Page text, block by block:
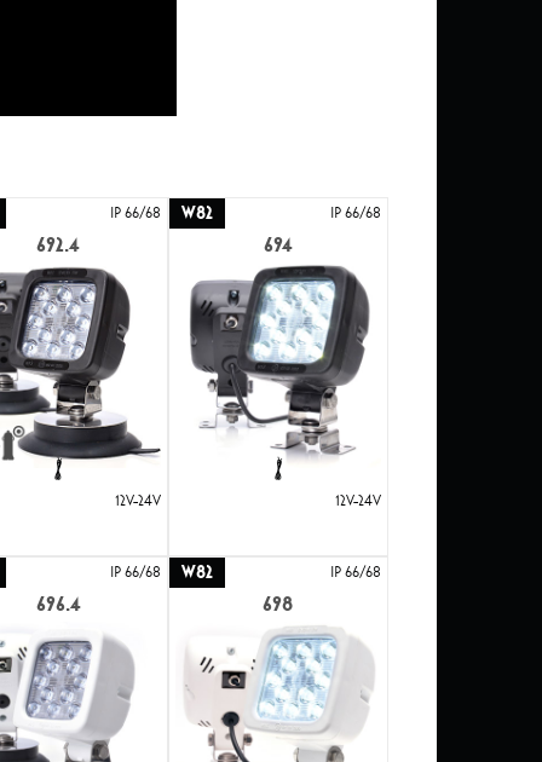
IP 66/68
692.4
12V-24V
W82 IP 66/68
694
12V-24V
IP 66/68
696.4
W82 IP 66/68
698